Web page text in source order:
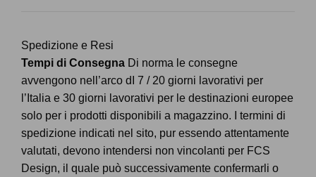
Spedizione e Resi
Tempi di Consegna Di norma le consegne
avvengono nell’arco dI 7 / 20 giorni lavorativi per
l’Italia e 30 giorni lavorativi per le destinazioni europee
solo per i prodotti disponibili a magazzino. I termini di
spedizione indicati nel sito, pur essendo attentamente
valutati, devono intendersi non vincolanti per FCS
Design, il quale può successivamente confermarli o